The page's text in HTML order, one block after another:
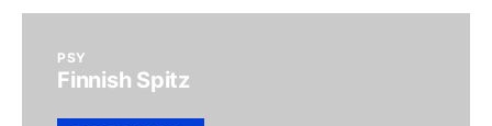
PSY
Finnish Spitz